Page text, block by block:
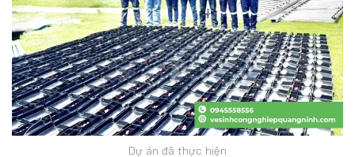
Dự án đã thực hiện